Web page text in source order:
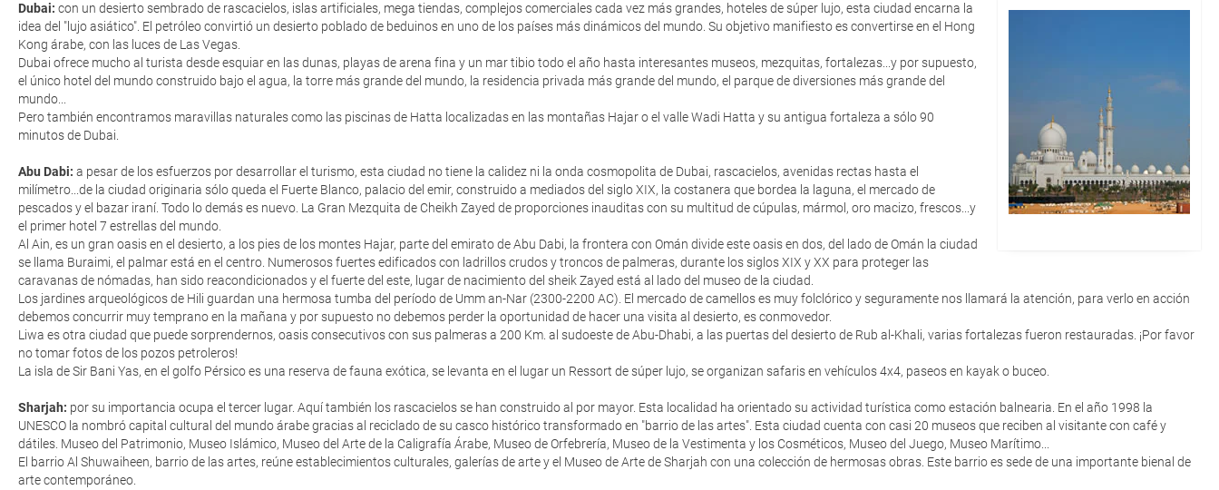
Dubai: con un desierto sembrado de rascacielos, islas artificiales, mega tiendas, complejos comerciales cada vez más grandes, hoteles de súper lujo, esta ciudad encarna la
idea del "lujo asiático". El petróleo convirtió un desierto poblado de beduinos en uno de los países más dinámicos del mundo. Su objetivo manifiesto es convertirse en el Hong
Kong árabe, con las luces de Las Vegas.
Dubai ofrece mucho al turista desde esquiar en las dunas, playas de arena fina y un mar tibio todo el año hasta interesantes museos, mezquitas, fortalezas...y por supuesto,
el único hotel del mundo construido bajo el agua, la torre más grande del mundo, la residencia privada más grande del mundo, el parque de diversiones más grande del
mundo...
Pero también encontramos maravillas naturales como las piscinas de Hatta localizadas en las montañas Hajar o el valle Wadi Hatta y su antigua fortaleza a sólo 90
minutos de Dubai.
Abu Dabi: a pesar de los esfuerzos por desarrollar el turismo, esta ciudad no tiene la calidez ni la onda cosmopolita de Dubai, rascacielos, avenidas rectas hasta el
milímetro...de la ciudad originaria sólo queda el Fuerte Blanco, palacio del emir, construido a mediados del siglo XIX, la costanera que bordea la laguna, el mercado de
pescados y el bazar iraní. Todo lo demás es nuevo. La Gran Mezquita de Cheikh Zayed de proporciones inauditas con su multitud de cúpulas, mármol, oro macizo, frescos...y
el primer hotel 7 estrellas del mundo.
Al Ain, es un gran oasis en el desierto, a los pies de los montes Hajar, parte del emirato de Abu Dabi, la frontera con Omán divide este oasis en dos, del lado de Omán la ciudad
se llama Buraimi, el palmar está en el centro. Numerosos fuertes edificados con ladrillos crudos y troncos de palmeras, durante los siglos XIX y XX para proteger las
caravanas de nómadas, han sido reacondicionados y el fuerte del este, lugar de nacimiento del sheik Zayed está al lado del museo de la ciudad.
Los jardines arqueológicos de Hili guardan una hermosa tumba del período de Umm an-Nar (2300-2200 AC). El mercado de camellos es muy folclórico y seguramente nos llamará la atención, para verlo en acción
debemos concurrir muy temprano en la mañana y por supuesto no debemos perder la oportunidad de hacer una visita al desierto, es conmovedor.
Liwa es otra ciudad que puede sorprendernos, oasis consecutivos con sus palmeras a 200 Km. al sudoeste de Abu-Dhabi, a las puertas del desierto de Rub al-Khali, varias fortalezas fueron restauradas. ¡Por favor
no tomar fotos de los pozos petroleros!
La isla de Sir Bani Yas, en el golfo Pérsico es una reserva de fauna exótica, se levanta en el lugar un Ressort de súper lujo, se organizan safaris en vehículos 4x4, paseos en kayak o buceo.
Sharjah: por su importancia ocupa el tercer lugar. Aquí también los rascacielos se han construido al por mayor. Esta localidad ha orientado su actividad turística como estación balnearia. En el año 1998 la
UNESCO la nombró capital cultural del mundo árabe gracias al reciclado de su casco histórico transformado en "barrio de las artes". Esta ciudad cuenta con casi 20 museos que reciben al visitante con café y
dátiles. Museo del Patrimonio, Museo Islámico, Museo del Arte de la Caligrafía Árabe, Museo de Orfebrería, Museo de la Vestimenta y los Cosméticos, Museo del Juego, Museo Marítimo...
El barrio Al Shuwaiheen, barrio de las artes, reúne establecimientos culturales, galerías de arte y el Museo de Arte de Sharjah con una colección de hermosas obras. Este barrio es sede de una importante bienal de
arte contemporáneo.